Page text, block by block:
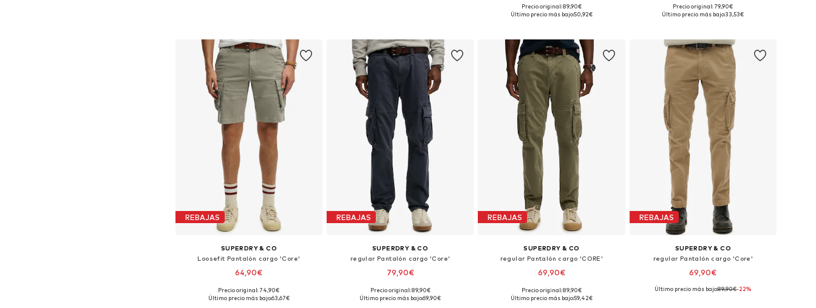
Tallas disponibles: 34, 35-36
Precio original: 89,90€
Último precio más bajo:50,92€
Tallas disponibles: 34, 35-36, 38
Precio original: 79,90€
Último precio más bajo:33,53€
REBAJAS
SUPERDRY & CO
Loosefit Pantalón cargo 'Core'
64,90€
Tallas disponibles: 28, 30, 32
Precio original: 74,90€
Último precio más bajo:63,67€
REBAJAS
SUPERDRY & CO
regular Pantalón cargo 'Core'
79,90€
Tallas disponibles: 30 x 32
Precio original: 89,90€
Último precio más bajo:69,90€
REBAJAS
SUPERDRY & CO
regular Pantalón cargo 'CORE'
69,90€
Tallas disponibles: 31 x 30
Precio original: 89,90€
Último precio más bajo:59,42€
REBAJAS
SUPERDRY & CO
regular Pantalón cargo 'Core'
69,90€
Tallas disponibles: 30 x 32, 32 x 34
Último precio más bajo:89,90€-22%